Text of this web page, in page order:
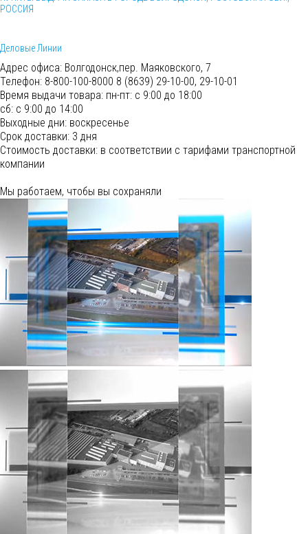
РОССИЯ
Деловые Линии
Адрес офиса: Волгодонск,пер. Маяковского, 7
Телефон: 8-800-100-8000 8 (8639) 29-10-00, 29-10-01
Время выдачи товара: пн-пт: с 9:00 до 18:00
сб: с 9:00 до 14:00
Выходные дни: воскресенье
Срок доставки: 3 дня
Cтоимость доставки: в соответствии с тарифами транспортной
компании
Мы работаем, чтобы вы сохраняли